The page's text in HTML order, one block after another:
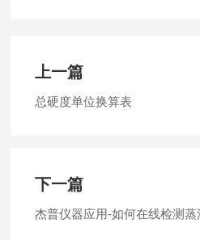
上一篇
总硬度单位换算表
下一篇
杰普仪器应用-如何在线检测蒸